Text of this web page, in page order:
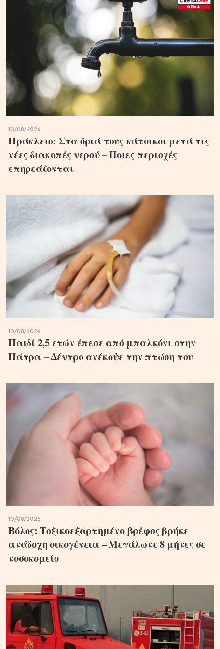
10/08/2026
Ηράκλειο: Στα όριά τους κάτοικοι μετά τις
νέες διακοπές νερού – Ποιες περιοχές
επηρεάζονται
10/08/2026
Παιδί 2,5 ετών έπεσε από μπαλκόνι στην
Πάτρα – Δέντρο ανέκοψε την πτώση του
10/08/2026
Βόλος: Τοξικοεξαρτημένο βρέφος βρήκε
ανάδοχη οικογένεια – Μεγάλωνε 8 μήνες σε
νοσοκομείο